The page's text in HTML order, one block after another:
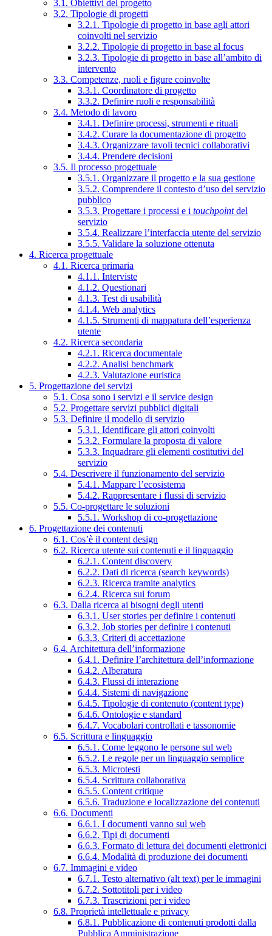
3.1. Obiettivi del progetto
3.2. Tipologie di progetti
3.2.1. Tipologie di progetto in base agli attori
coinvolti nel servizio
3.2.2. Tipologie di progetto in base al focus
3.2.3. Tipologie di progetto in base all’ambito di
intervento
3.3. Competenze, ruoli e figure coinvolte
3.3.1. Coordinatore di progetto
3.3.2. Definire ruoli e responsabilità
3.4. Metodo di lavoro
3.4.1. Definire processi, strumenti e rituali
3.4.2. Curare la documentazione di progetto
3.4.3. Organizzare tavoli tecnici collaborativi
3.4.4. Prendere decisioni
3.5. Il processo progettuale
3.5.1. Organizzare il progetto e la sua gestione
3.5.2. Comprendere il contesto d’uso del servizio
pubblico
3.5.3. Progettare i processi e i touchpointdel
servizio
3.5.4. Realizzare l’interfaccia utente del servizio
3.5.5. Validare la soluzione ottenuta
4. Ricerca progettuale
4.1. Ricerca primaria
4.1.1. Interviste
4.1.2. Questionari
4.1.3. Test di usabilità
4.1.4. Web analytics
4.1.5. Strumenti di mappatura dell’esperienza
utente
4.2. Ricerca secondaria
4.2.1. Ricerca documentale
4.2.2. Analisi benchmark
4.2.3. Valutazione euristica
5. Progettazione dei servizi
5.1. Cosa sono i servizi e il service design
5.2. Progettare servizi pubblici digitali
5.3. Definire il modello di servizio
5.3.1. Identificare gli attori coinvolti
5.3.2. Formulare la proposta di valore
5.3.3. Inquadrare gli elementi costitutivi del
servizio
5.4. Descrivere il funzionamento del servizio
5.4.1. Mappare l’ecosistema
5.4.2. Rappresentare i flussi di servizio
5.5. Co-progettare le soluzioni
5.5.1. Workshop di co-progettazione
6. Progettazione dei contenuti
6.1. Cos’è il content design
6.2. Ricerca utente sui contenuti e il linguaggio
6.2.1. Content discovery
6.2.2. Dati di ricerca (search keywords)
6.2.3. Ricerca tramite analytics
6.2.4. Ricerca sui forum
6.3. Dalla ricerca ai bisogni degli utenti
6.3.1. User stories per definire i contenuti
6.3.2. Job stories per definire i contenuti
6.3.3. Criteri di accettazione
6.4. Architettura dell’informazione
6.4.1. Definire l’architettura dell’informazione
6.4.2. Alberatura
6.4.3. Flussi di interazione
6.4.4. Sistemi di navigazione
6.4.5. Tipologie di contenuto (content type)
6.4.6. Ontologie e standard
6.4.7. Vocabolari controllati e tassonomie
6.5. Scrittura e linguaggio
6.5.1. Come leggono le persone sul web
6.5.2. Le regole per un linguaggio semplice
6.5.3. Microtesti
6.5.4. Scrittura collaborativa
6.5.5. Content critique
6.5.6. Traduzione e localizzazione dei contenuti
6.6. Documenti
6.6.1. I documenti vanno sul web
6.6.2. Tipi di documenti
6.6.3. Formato di lettura dei documenti elettronici
6.6.4. Modalità di produzione dei documenti
6.7. Immagini e video
6.7.1. Testo alternativo (alt text) per le immagini
6.7.2. Sottotitoli per i video
6.7.3. Trascrizioni per i video
6.8. Proprietà intellettuale e privacy
6.8.1. Pubblicazione di contenuti prodotti dalla
Pubblica Amministrazione